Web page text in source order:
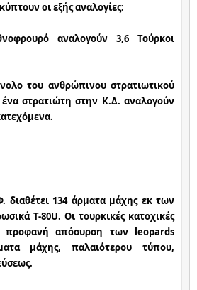
οι εξής αναλογίες:
αναλογούν 3,6 Τούρκοι
του ανθρώπινου στρατιωτικού
στρατιώτη στην Κ.Δ. αναλογούν
134 άρματα μάχης εκ των
T-80U. Oι τουρκικές κατοχικές
προφανή απόσυρση των leopards
μάχης, παλαιότερου τύπου,